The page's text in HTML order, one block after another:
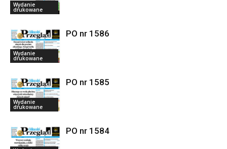
Wydanie
drukowane
Wydanie
drukowane
PO nr 1586
Wydanie
drukowane
PO nr 1585
PO nr 1584